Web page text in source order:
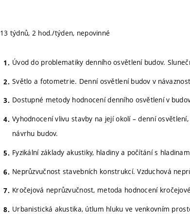
13 týdnů, 2 hod./týden, nepovinné
Úvod do problematiky denního osvětlení budov.
Světlo a fotometrie. Denní osvětlení budov v
Dostupné metody hodnocení denního osvětlení v
Vyhodnocení vlivu stavby na její okolí – denní
návrhu budov.
Fyzikální základy akustiky, hladiny a počítání s
Neprůzvučnost stavebních konstrukcí. Vzduchová
Kročejová neprůzvučnost, metoda hodnocení
Urbanistická akustika, útlum hluku ve venkovním